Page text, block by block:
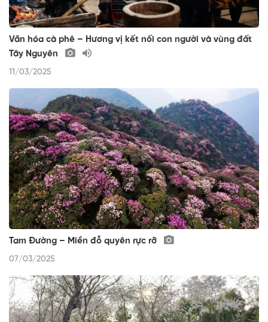
Văn hóa cà phê – Hương vị kết nối con người và vùng đất
Tây Nguyên
11/03/2025
Tam Đường – Miền đỗ quyên rực rỡ
07/03/2025